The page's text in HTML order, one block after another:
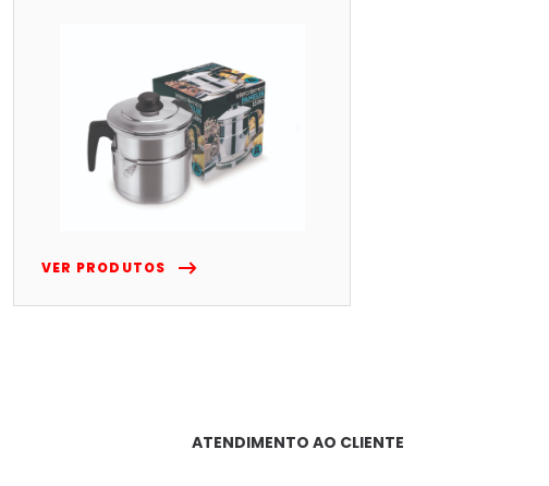
VER PRODUTOS
ATENDIMENTO AO CLIENTE